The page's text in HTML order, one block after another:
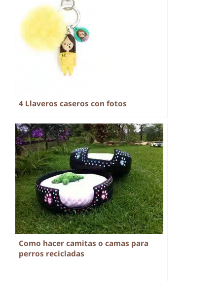
4 Llaveros caseros con fotos
Como hacer camitas o camas para
perros recicladas